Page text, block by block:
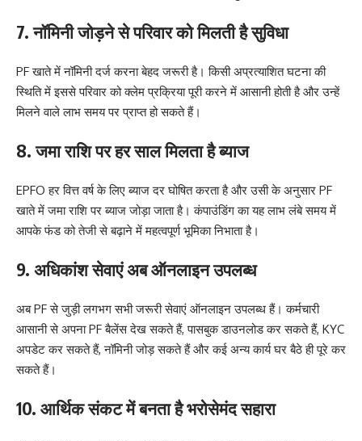
7. नॉमिनी जोड़ने से परिवार को मिलती है सुविधा
PF खाते में नॉमिनी दर्ज करना बेहद जरूरी है। किसी अप्रत्याशित घटना की
स्थिति में इससे परिवार को क्लेम प्रक्रिया पूरी करने में आसानी होती है और उन्हें
मिलने वाले लाभ समय पर प्राप्त हो सकते हैं।
8. जमा राशि पर हर साल मिलता है ब्याज
EPFO हर वित्त वर्ष के लिए ब्याज दर घोषित करता है और उसी के अनुसार PF
खाते में जमा राशि पर ब्याज जोड़ा जाता है। कंपाउंडिंग का यह लाभ लंबे समय में
आपके फंड को तेजी से बढ़ाने में महत्वपूर्ण भूमिका निभाता है।
9. अधिकांश सेवाएं अब ऑनलाइन उपलब्ध
अब PF से जुड़ी लगभग सभी जरूरी सेवाएं ऑनलाइन उपलब्ध हैं। कर्मचारी
आसानी से अपना PF बैलेंस देख सकते हैं, पासबुक डाउनलोड कर सकते हैं, KYC
अपडेट कर सकते हैं, नॉमिनी जोड़ सकते हैं और कई अन्य कार्य घर बैठे ही पूरे कर
सकते हैं।
10. आर्थिक संकट में बनता है भरोसेमंद सहारा